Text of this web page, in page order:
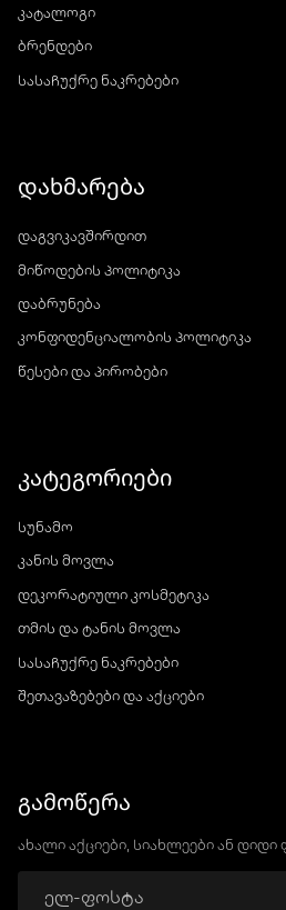
კატალოგი
ბრენდები
სასაჩუქრე ნაკრებები
დახმარება
დაგვიკავშირდით
მიწოდების პოლიტიკა
დაბრუნება
კონფიდენციალობის პოლიტიკა
წესები და პირობები
კატეგორიები
სუნამო
კანის მოვლა
დეკორატიული კოსმეტიკა
თმის და ტანის მოვლა
სასაჩუქრე ნაკრებები
შეთავაზებები და აქციები
გამოწერა
ახალი აქციები, სიახლეები ან დიდი